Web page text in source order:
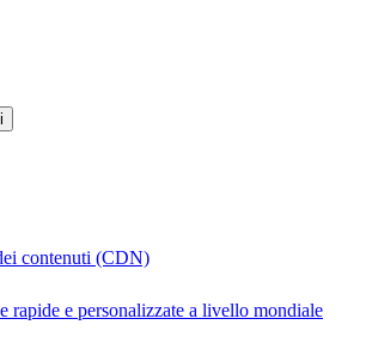
contenuti (CDN)
rapide e personalizzate a livello mondiale